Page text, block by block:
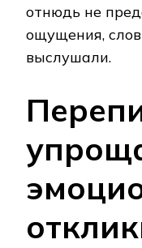
отнюдь не
ощущения,
выслушали.